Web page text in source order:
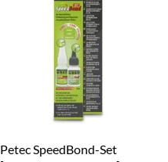
Petec SpeedBond-Set